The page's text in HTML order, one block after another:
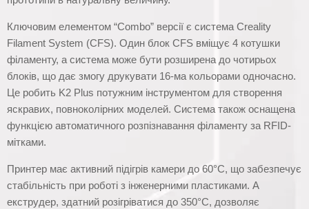
Ключовим елементом “Combo” версії є система Creality
Filament System (CFS). Один блок CFS вміщує 4 котушки
філаменту, а система може бути розширена до чотирьох
блоків, що дає змогу друкувати 16-ма кольорами одночасно.
Це робить K2 Plus потужним інструментом для створення
яскравих, повноколірних моделей. Система також оснащена
функцією автоматичного розпізнавання філаменту за RFID-
мітками.
Принтер має активний підігрів камери до 60°C, що забезпечує
стабільність при роботі з інженерними пластиками. А
екструдер, здатний розігріватися до 350°C, дозволяє